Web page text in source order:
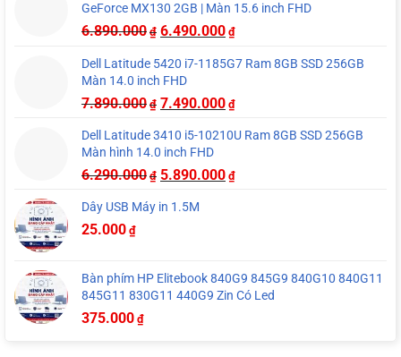
GeForce MX130 2GB | Màn 15.6 inch FHD
6.890.000 ₫ 6.490.000 ₫
Dell Latitude 5420 i7-1185G7 Ram 8GB SSD 256GB
Màn 14.0 inch FHD
7.890.000 ₫ 7.490.000 ₫
Dell Latitude 3410 i5-10210U Ram 8GB SSD 256GB
Màn hình 14.0 inch FHD
6.290.000 ₫ 5.890.000 ₫
Dây USB Máy in 1.5M
25.000 ₫
Bàn phím HP Elitebook 840G9 845G9 840G10 840G11
845G11 830G11 440G9 Zin Có Led
375.000 ₫